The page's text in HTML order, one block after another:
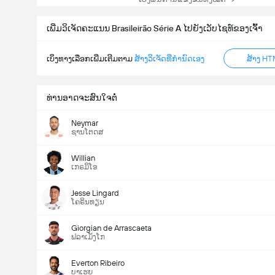
ເພີ່ມວິເຈັດຄະແນນ Brasileirão Série A ໄປຍັງເວັບໄຊທ໌ຂອງເຈົ້າ
ເບິ່ງທາງເລືອກເພີ່ມເຕີມຕາມ ສ້າງວິເຈັດທີ່ກຳນົດເອງ ສ້າງ
ທ່ານອາດຈະສົນໃຈຕໍ່
Neymar
ຊານໂຕດສ
Willian
ເກຣມິໂອ
Jesse Lingard
ໂຄຣິນທຽນ
Giorgian de Arrascaeta
ຟລາເມັງໂກ
Everton Ribeiro
ບາເຮຍ